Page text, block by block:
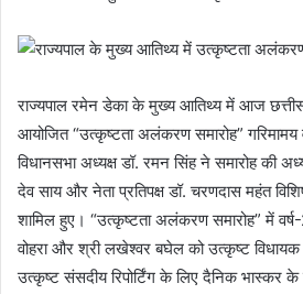
राज्यपाल रमेन डेका के मुख्य आतिथ्य में आज
आयोजित “उत्कृष्टता अलंकरण समारोह”
विधानसभा अध्यक्ष डॉ. रमन सिंह ने समारोह की
देव साय और नेता प्रतिपक्ष डॉ. चरणदास महंत
शामिल हुए। “उत्कृष्टता अलंकरण समारोह” में
वोहरा और श्री लखेश्वर बघेल को उत्कृष्ट
उत्कृष्ट संसदीय रिपोर्टिंग के लिए दैनिक भास्कर के